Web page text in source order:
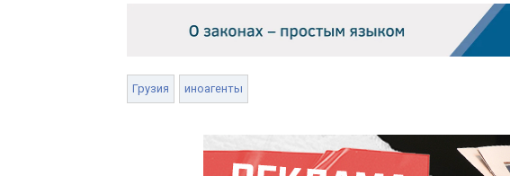
Грузия иноагенты